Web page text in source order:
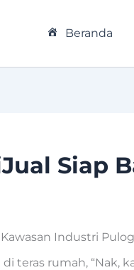
Beranda
Siap
Industri
teras rumah,